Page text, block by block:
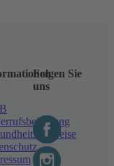
Folgen Sie
uns